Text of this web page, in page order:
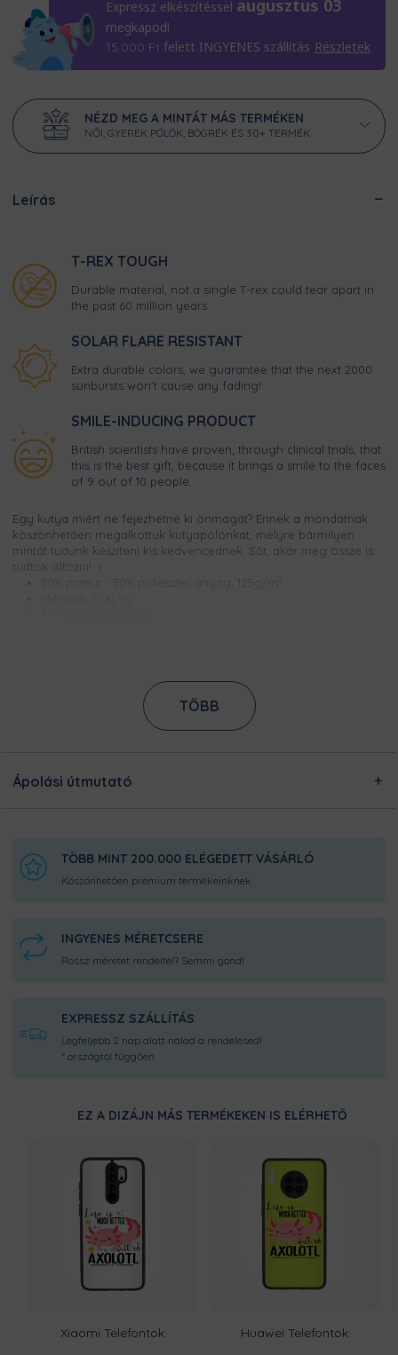
Expressz elkészítéssel augusztus 03
megkapod!
15.000 Ft felett INGYENES szállítás Részletek
NÉZD MEG A MINTÁT MÁS TERMÉKEN
NŐI, GYEREK PÓLÓK, BÖGRÉK ÉS 30+ TERMÉK
Leírás
T-REX TOUGH
Durable material, not a single T-rex could tear apart in
the past 60 million years
SOLAR FLARE RESISTANT
Extra durable colors, we guarantee that the next 2000
sunbursts won't cause any fading!
SMILE-INDUCING PRODUCT
British scientists have proven, through clinical trials, that
this is the best gift, because it brings a smile to the faces
of 9 out of 10 people.
Egy kutya miért ne fejezhetné ki önmagát? Ennek a mondatnak
köszönhetően megalkottuk kutyapólónkat, melyre bármilyen
mintát tudunk készíteni kis kedvencednek. Sőt, akár még össze is
tudtok öltözni! :)
Kifordítva, 30 fokon ajánljuk mosását (persze nem a
kutyának, hanem a kutyapólónak) :)
Ezt a terméket a kínálatunkban megtalálható designokból
azon dolgoznak, hogy minél gyorsabban elkészüljenek a
rendeléseddel, és még frissen és ropogósan, kerüljön
TÖBB
Ápolási útmutató
TÖBB MINT 200.000 ELÉGEDETT VÁSÁRLÓ
Köszönhetően prémium termékeinknek
INGYENES MÉRETCSERE
Rossz méretet rendeltél? Semmi gond!
EXPRESSZ SZÁLLÍTÁS
Legfeljebb 2 nap alatt nálad a rendelésed!
* országtól függően
EZ A DIZÁJN MÁS TERMÉKEKEN IS ELÉRHETŐ
Xiaomi Telefontok Huawei Telefontok